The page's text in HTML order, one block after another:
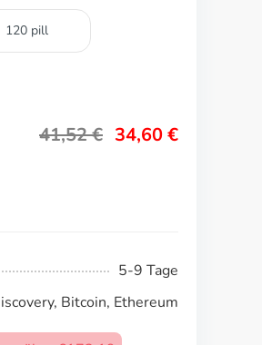
120 pill
41,52€ 34,60€
5-9 Tage
Bitcoin, Ethereum